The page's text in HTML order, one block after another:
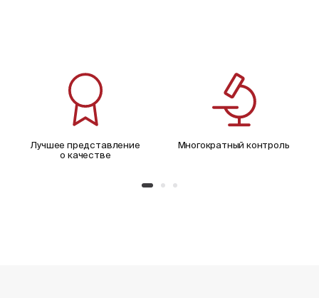
Лучшее представление
о качестве
Многократный контроль